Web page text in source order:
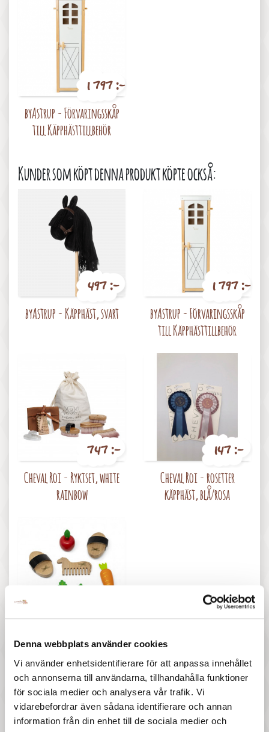
Denna webbplats använder cookies
Vi använder enhetsidentifierare för att anpassa innehållet
och annonserna till användarna, tillhandahålla funktioner
för sociala medier och analysera vår trafik. Vi
vidarebefordrar även sådana identifierare och annan
information från din enhet till de sociala medier och
1 797 :-
byAstrup - Förvaringsskåp
till Käpphästtillbehör
Kunder som köpt denna produkt köpte också:
497 :-
byAstrup - Käpphäst, svart
1 797 :-
byAstrup - Förvaringsskåp
till Käpphästtillbehör
747 :-
Cheval Roi - Ryktset, white
rainbow
147 :-
Cheval Roi - rosetter
käpphäst, blå/rosa
347 :-
byAstrup - Tillbehör för
Käpphäst
16 andra produkter i samma kategori: